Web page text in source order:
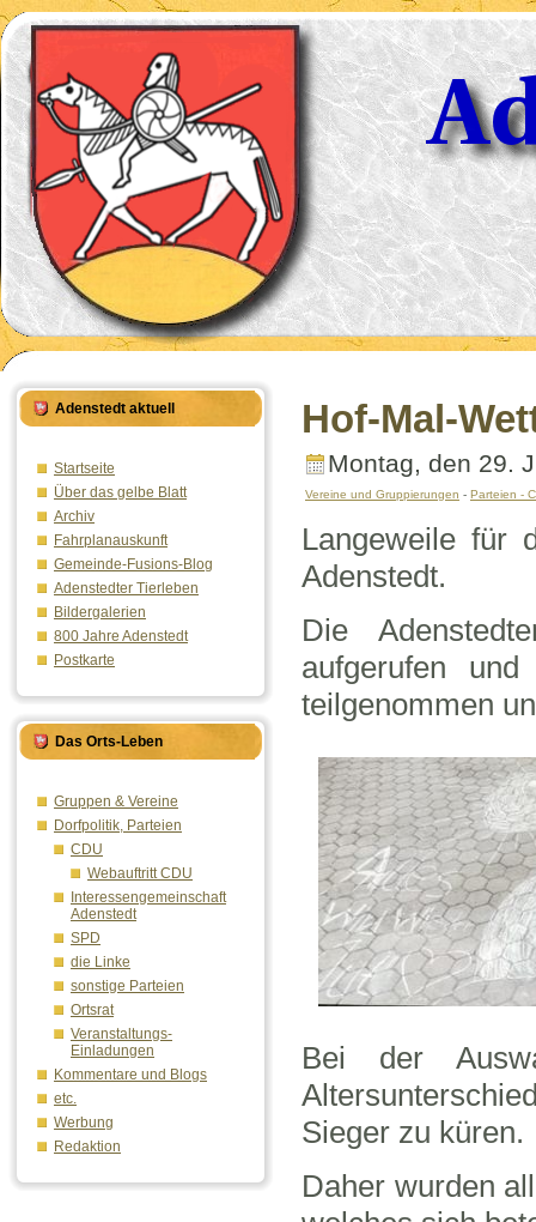
Adenstedt aktuell
Startseite
Über das gelbe Blatt
Archiv
Fahrplanauskunft
Gemeinde-Fusions-Blog
Adenstedter Tierleben
Bildergalerien
800 Jahre Adenstedt
Postkarte
Das Orts-Leben
Gruppen & Vereine
Dorfpolitik, Parteien
CDU
Webauftritt CDU
Interessengemeinschaft
Adenstedt
SPD
die Linke
sonstige Parteien
Ortsrat
Veranstaltungs-
Einladungen
Kommentare und Blogs
etc.
Werbung
Redaktion
Hof-Mal-
Montag, den 29.
Vereine und Gruppierungen - Parteien -
Langeweile für
Adenstedt.
Die
aufgerufen
teilgenommen
Bei der
Sieger zu küren.
Daher wurden